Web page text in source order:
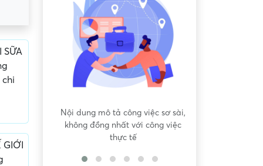
SỮA
bình
Nội dung mô tả công việc sơ sài,
không đồng nhất với công việc
thực tế